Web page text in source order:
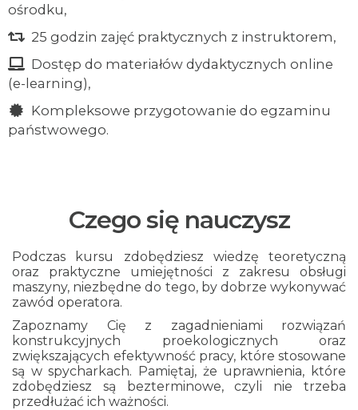
ośrodku,
25 godzin zajęć praktycznych z instruktorem,
Dostęp do materiałów dydaktycznych online
(e-learning),
Kompleksowe przygotowanie do egzaminu
państwowego.
Czego się nauczysz
Podczas kursu zdobędziesz wiedzę teoretyczną
oraz praktyczne umiejętności z zakresu obsługi
maszyny, niezbędne do tego, by dobrze wykonywać
zawód operatora.
Zapoznamy Cię z zagadnieniami rozwiązań
konstrukcyjnych proekologicznych oraz
zwiększających efektywność pracy, które stosowane
są w spycharkach. Pamiętaj, że uprawnienia, które
zdobędziesz są bezterminowe, czyli nie trzeba
przedłużać ich ważności.